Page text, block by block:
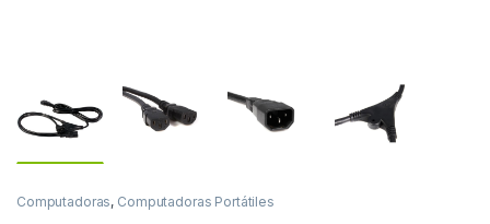
Computadoras, Computadoras Portátiles